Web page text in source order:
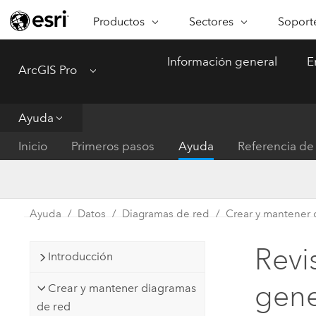
Productos
ARCGIS
Plataforma completa de
ArcGIS Pro
Sistema fundamental para SIG y
Sectores
SECTORES
Conservación
Servicios públicos de
Salud y servicios humanos
Gobierno nacional
ArcGIS Pro Menu
Información general
Ayuda
Inicio
Primeros pasos Ayuda Referencia
Ayuda Datos Diagramas de red Crear y mantener
Introducción
Crear y mantener diagramas
de red